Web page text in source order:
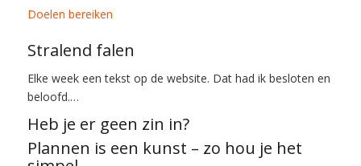
Doelen bereiken
Stralend falen
Elke week een tekst op de website. Dat had ik besloten en
beloofd.…
Heb je er geen zin in?
Plannen is een kunst – zo hou je het